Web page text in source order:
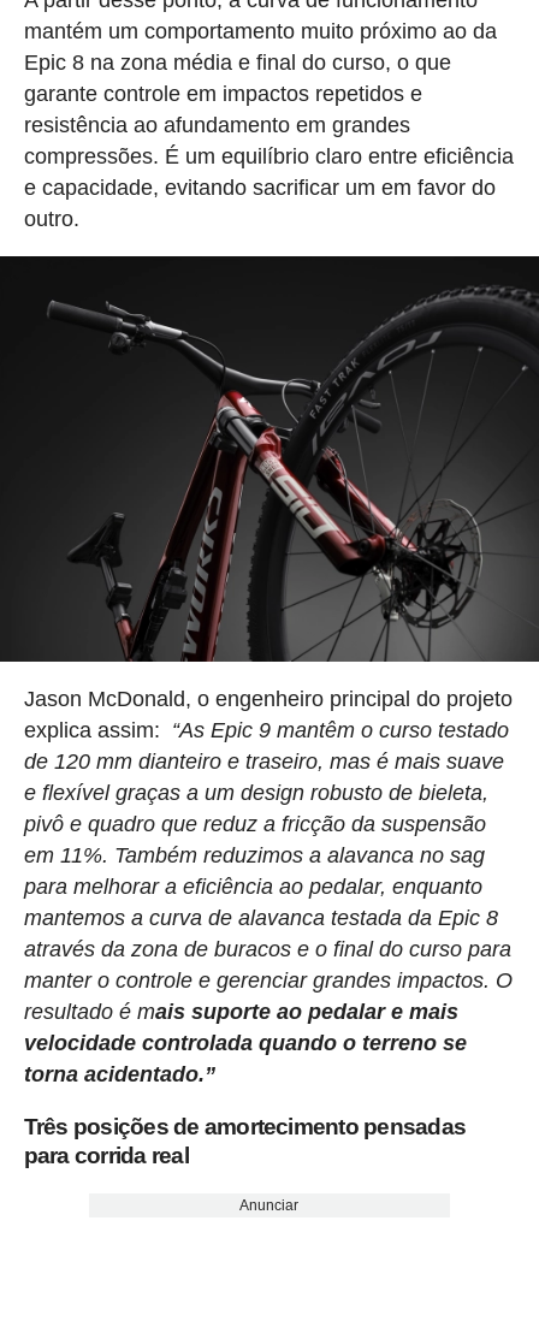
mantém um comportamento muito próximo ao da
Epic 8 na zona média e final do curso, o que
garante controle em impactos repetidos e
resistência ao afundamento em grandes
compressões. É um equilíbrio claro entre eficiência
e capacidade, evitando sacrificar um em favor do
outro.
Jason McDonald, o engenheiro principal do projeto
explica assim: “As Epic 9 mantêm o curso testado
de 120 mm dianteiro e traseiro, mas é mais suave
e flexível graças a um design robusto de bieleta,
pivô e quadro que reduz a fricção da suspensão
em 11%. Também reduzimos a alavanca no sag
para melhorar a eficiência ao pedalar, enquanto
mantemos a curva de alavanca testada da Epic 8
através da zona de buracos e o final do curso para
manter o controle e gerenciar grandes impactos. O
resultado é mais suporte ao pedalar e mais
velocidade controlada quando o terreno se
torna acidentado.”
Três posições de amortecimento pensadas
para corrida real
Anunciar